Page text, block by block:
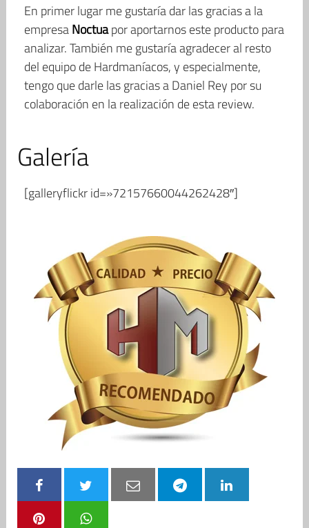
En primer lugar me gustaría dar las gracias a la
empresaNoctuapor aportarnos este producto para
analizar. También me gustaría agradecer al resto
del equipo de Hardmaníacos, y especialmente,
tengo que darle las gracias a Daniel Rey por su
colaboración en la realización de esta review.
Galería
[galleryflickr id=»72157660044262428″]